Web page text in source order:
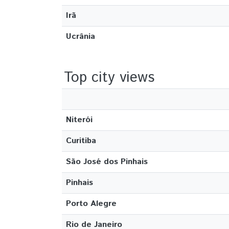
Irã
Ucrânia
Top city views
Niterói
Curitiba
São José dos Pinhais
Pinhais
Porto Alegre
Rio de Janeiro